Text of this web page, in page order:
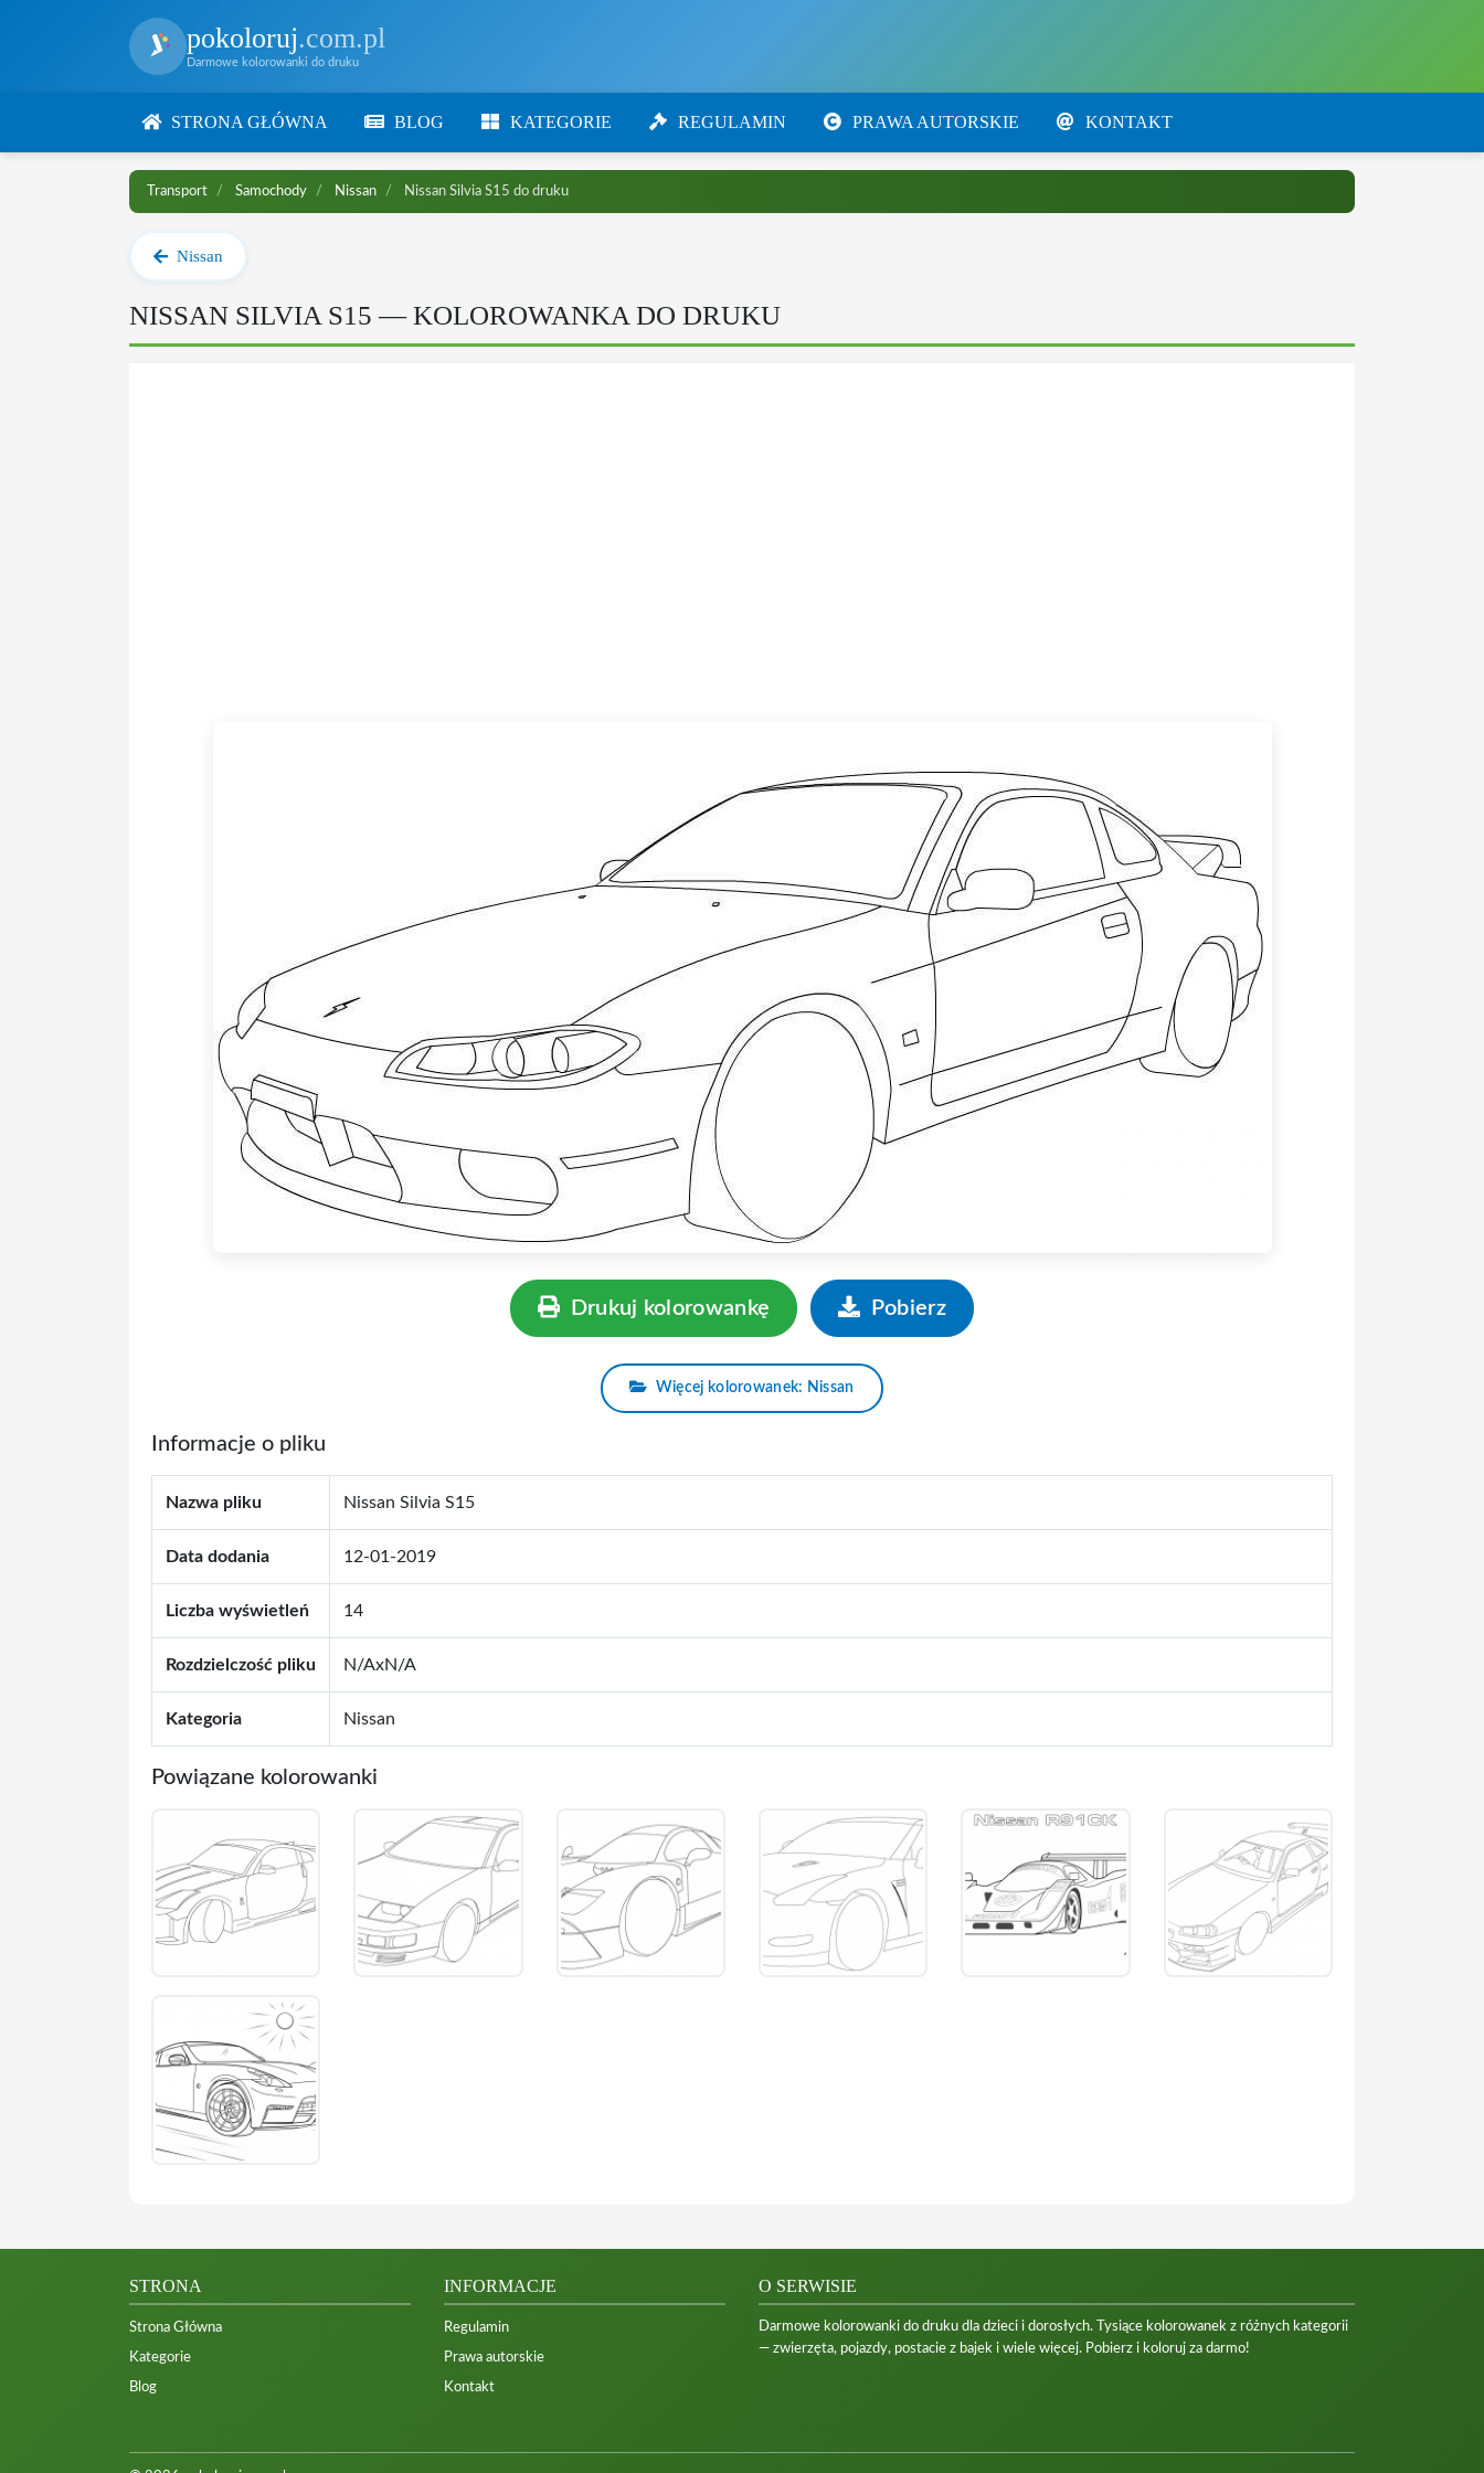
pokoloruj.com.pl
Darmowe kolorowanki do druku
STRONA GŁÓWNA BLOG KATEGORIE REGULAMIN PRAWA AUTORSKIE KONTAKT
Transport Samochody Nissan Nissan Silvia S15 do druku
Nissan
NISSAN SILVIA S15 — KOLOROWANKA DO DRUKU
Drukuj kolorowankę Pobierz
Więcej kolorowanek: Nissan
Informacje o pliku
Nazwa pliku Nissan Silvia S15
Data dodania 12-01-2019
Liczba wyświetleń 14
Rozdzielczość pliku N/AxN/A
Kategoria Nissan
Powiązane kolorowanki
STRONA
Strona Główna
Kategorie
Blog
INFORMACJE
Regulamin
Prawa autorskie
Kontakt
O SERWISIE
Darmowe kolorowanki do druku dla dzieci i dorosłych. Tysiące kolorowanek z różnych kategorii
— zwierzęta, pojazdy, postacie z bajek i wiele więcej. Pobierz i koloruj za darmo!